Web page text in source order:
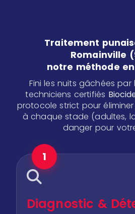
Traitement
Romainville
notre méthode
Fini les nuits gâchées par
techniciens certifiés
protocole strict pour
à chaque stade (adultes,
danger pour
1
Diagnostic &